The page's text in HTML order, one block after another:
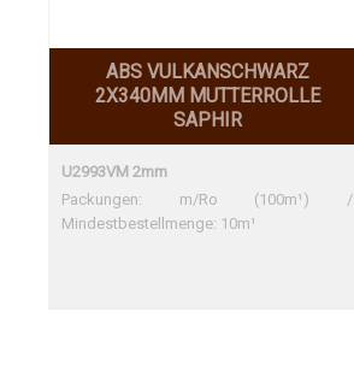
ABS VULKANSCHWARZ
2X340MM MUTTERROLLE
SAPHIR
U2993VM 2mm
Packungen: m/Ro (100m¹) /
Mindestbestellmenge: 10m¹